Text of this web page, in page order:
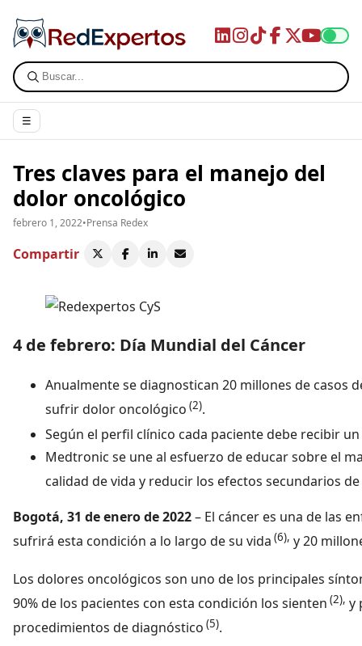
☰
Tres claves para el manejo del
dolor oncológico
febrero 1, 2022•Prensa Redex
Compartir
4 de febrero: Día Mundial del Cáncer
Anualmente se diagnostican 20 millones de casos
sufrir dolor oncológico (2).
Según el perfil clínico cada paciente debe recibir
Medtronic se une al esfuerzo de educar sobre el
calidad de vida y reducir los efectos secundarios
Bogotá, 31 de enero de 2022– El cáncer es una de las
sufrirá esta condición a lo largo de su vida (6), y 20
Los dolores oncológicos son uno de los principales
90% de los pacientes con esta condición los sienten (2), y
procedimientos de diagnóstico (5).